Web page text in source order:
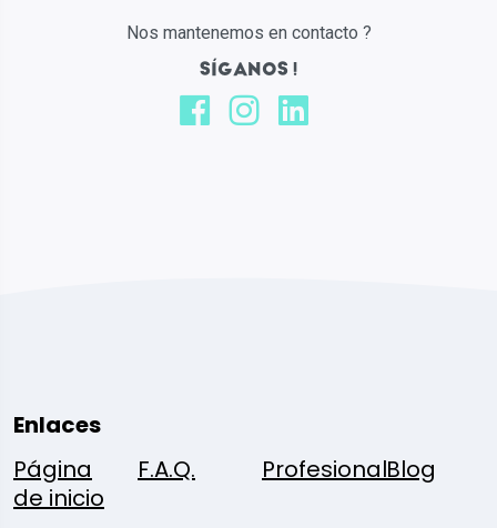
Nos mantenemos en contacto ?
SÍGANOS !
Enlaces
Página
de inicio
F.A.Q. ProfesionalBlog